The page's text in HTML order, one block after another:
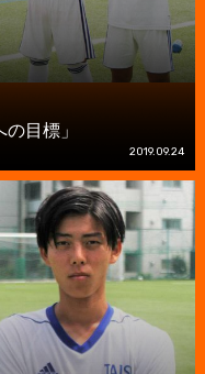
目標」
2019.09.24